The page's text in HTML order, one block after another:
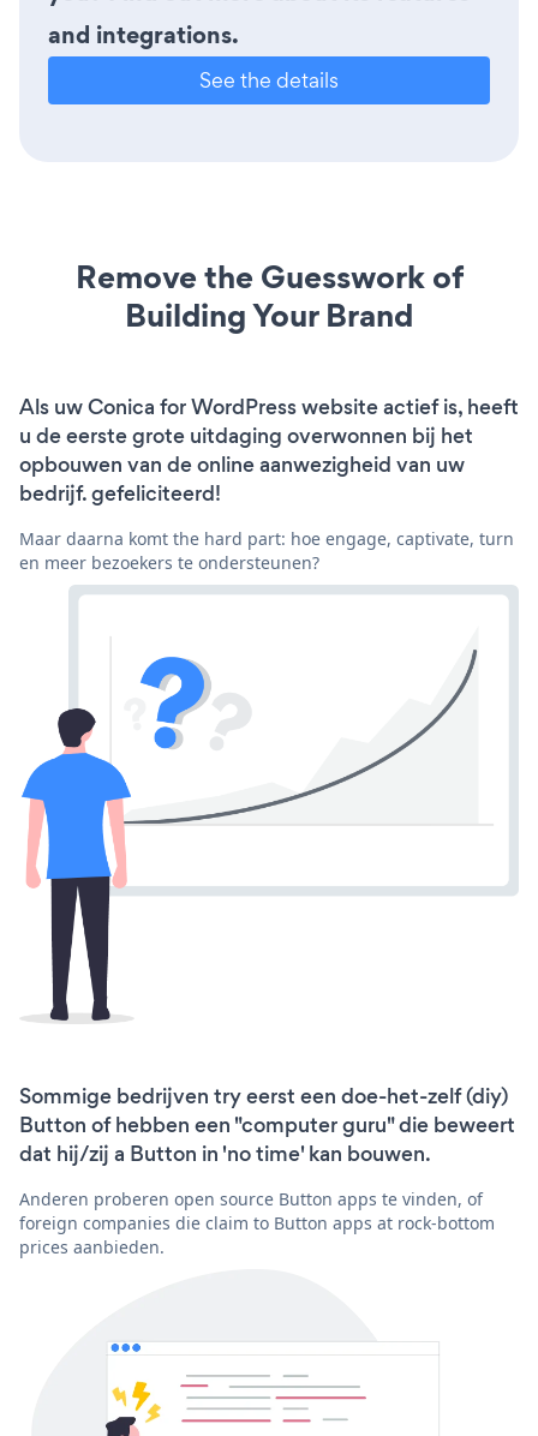
and integrations.
See the details
Remove the Guesswork of
Building Your Brand
Als uw Conica for WordPress website actief is, heeft
u de eerste grote uitdaging overwonnen bij het
opbouwen van de online aanwezigheid van uw
bedrijf. gefeliciteerd!
Maar daarna komt the hard part: hoe engage, captivate, turn
en meer bezoekers te ondersteunen?
Sommige bedrijven try eerst een doe-het-zelf (diy)
Button of hebben een "computer guru" die beweert
dat hij/zij a Button in 'no time' kan bouwen.
Anderen proberen open source Button apps te vinden, of
foreign companies die claim to Button apps at rock-bottom
prices aanbieden.